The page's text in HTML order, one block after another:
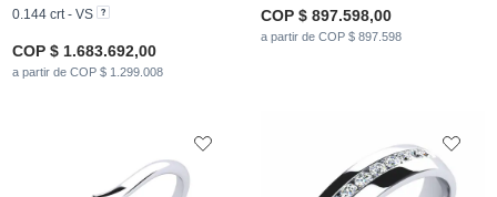
0.144 crt - VS
COP $ 1.683.692,00
a partir de COP $ 1.299.008
COP $ 897.598,00
a partir de COP $ 897.598